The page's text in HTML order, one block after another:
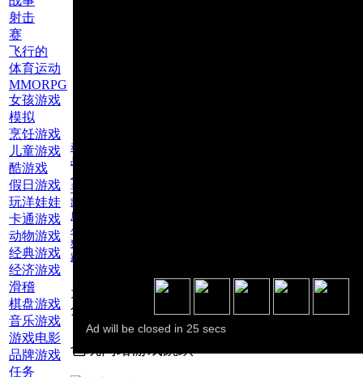
射击
赛
飞行的
体育运动
MMORPG
女孩游戏
模拟
烹饪游戏
儿童游戏
酷游戏
假日游戏
玩洋娃娃
卡通游戏
动物游戏
经典游戏
经济游戏
滑稽
棋盘游戏
音乐游戏
游戏电影
品牌游戏
任务
动物游戏
品牌游戏
儿童游戏
手机游戏
凯蒂猫
历险记
小猫
猫
跳跃
为此游戏评
分：
也玩网络游戏跳跃